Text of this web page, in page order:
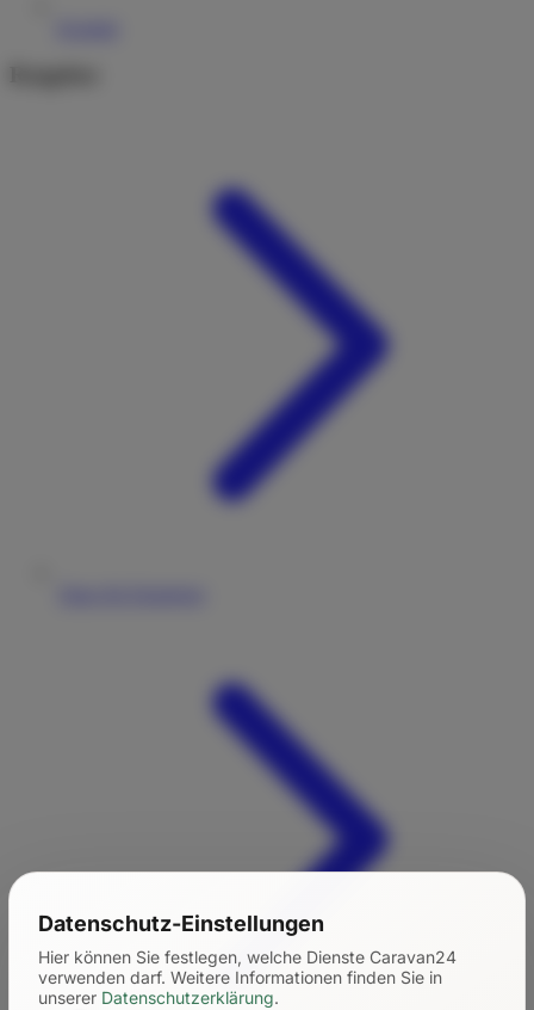
Datenschutz-Einstellungen
Hier können Sie festlegen, welche Dienste Caravan24
verwenden darf. Weitere Informationen finden Sie in
unserer Datenschutzerklärung.